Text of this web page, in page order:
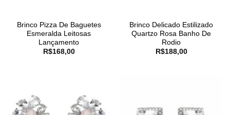
Brinco Pizza De Baguetes
Esmeralda Leitosas
Lançamento
R$168,00
Brinco Delicado Estilizado
Quartzo Rosa Banho De
Rodio
R$188,00